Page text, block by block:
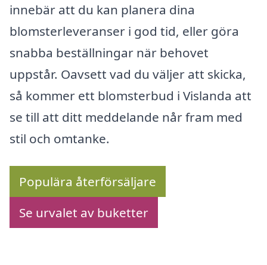
innebär att du kan planera dina
blomsterleveranser i god tid, eller göra
snabba beställningar när behovet
uppstår. Oavsett vad du väljer att skicka,
så kommer ett blomsterbud i Vislanda att
se till att ditt meddelande når fram med
stil och omtanke.
Populära återförsäljare
Se urvalet av buketter